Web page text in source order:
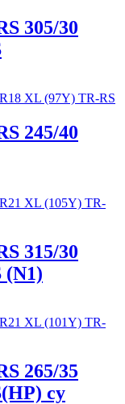
305/30
245/40
315/30
(N1)
265/35
cy